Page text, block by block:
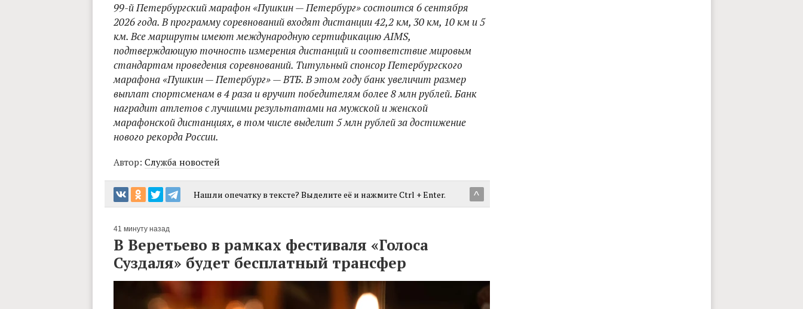
99-й Петербургский марафон «Пушкин — Петербург» состоится 6 сентября
2026 года. В программу соревнований входят дистанции 42,2 км, 30 км, 10 км и 5
км. Все маршруты имеют международную сертификацию AIMS,
подтверждающую точность измерения дистанций и соответствие мировым
стандартам проведения соревнований. Титульный спонсор Петербургского
марафона «Пушкин — Петербург» — ВТБ. В этом году банк увеличит размер
выплат спортсменам в 4 раза и вручит победителям более 8 млн рублей. Банк
наградит атлетов с лучшими результатами на мужской и женской
марафонской дистанциях, в том числе выделит 5 млн рублей за достижение
нового рекорда России.
Автор: Служба новостей
^
Нашли опечатку в тексте? Выделите её и нажмите Ctrl + Enter.
41 минуту назад
В Веретьево в рамках фестиваля «Голоса
Суздаля» будет бесплатный трансфер